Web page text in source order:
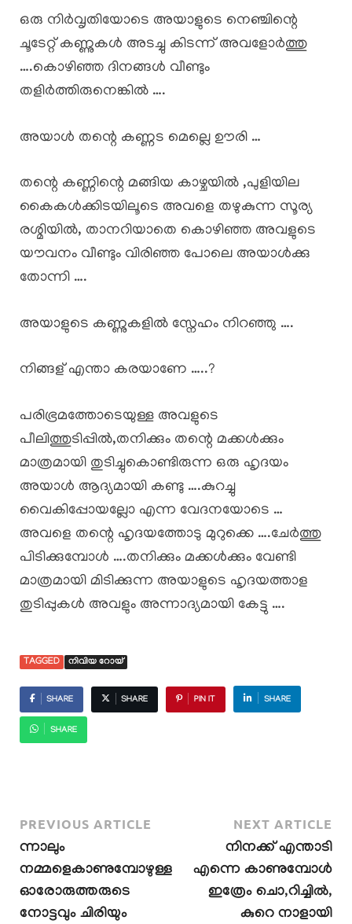
ഒരു നിർവൃതിയോടെ അയാളുടെ നെഞ്ചിന്റെ
ചൂടേറ്റ് കണ്ണുകൾ അടച്ചു കിടന്ന് അവളോർത്തു
….കൊഴിഞ്ഞ ദിനങ്ങൾ വീണ്ടും
തളിർത്തിരുനെങ്കിൽ ….
അയാൾ തന്റെ കണ്ണട മെല്ലെ ഊരി …
തന്റെ കണ്ണിന്റെ മങ്ങിയ കാഴ്ചയിൽ ,പുളിയില
കൈകൾക്കിടയിലൂടെ അവളെ തഴുകുന്ന സൂര്യ
രശ്മിയിൽ, താനറിയാതെ കൊഴിഞ്ഞ അവളുടെ
യൗവനം വീണ്ടും വിരിഞ്ഞ പോലെ അയാൾക്കു
തോന്നി ….
അയാളുടെ കണ്ണുകളിൽ സ്നേഹം നിറഞ്ഞു ….
നിങ്ങള് എന്താ കരയാണേ …..?
പരിഭ്രമത്തോടെയുള്ള അവളുടെ
പീലിത്തുടിപ്പിൽ,തനിക്കും തന്റെ മക്കൾക്കും
മാത്രമായി തുടിച്ചുകൊണ്ടിരുന്ന ഒരു ഹൃദയം
അയാൾ ആദ്യമായി കണ്ടു ….കുറച്ചു
വൈകിപ്പോയല്ലോ എന്ന വേദനയോടെ …
അവളെ തന്റെ ഹൃദയത്തോടു മുറുക്കെ ….ചേർത്തു
പിടിക്കുമ്പോൾ ….തനിക്കും മക്കൾക്കും വേണ്ടി
മാത്രമായി മിടിക്കുന്ന അയാളുടെ ഹൃദയത്താള
തുടിപ്പുകൾ അവളും അന്നാദ്യമായി കേട്ടു ….
TAGGED നിവിയ റോയ്
SHARE SHARE PIN IT SHARE
SHARE
PREVIOUS ARTICLE
ന്നാലും
നമ്മളെകാണുമ്പോഴുള്ള
ഓരോരുത്തരുടെ
നോട്ടവും ചിരിയും
NEXT ARTICLE
നിനക്ക് എന്താടി
എന്നെ കാണുമ്പോൾ
ഇത്രേം ചൊ,റിച്ചിൽ,
കുറെ നാളായി